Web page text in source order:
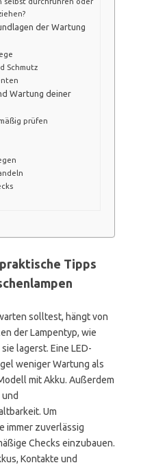
der Wartung
Schmutz
Wartung deiner
prüfen
Tipps
solltest, hängt von
der Lampentyp, wie
lagerst. Eine LED-
weniger Wartung als
mit Akku. Außerdem
Um
immer zuverlässig
Checks einzubauen.
Kontakte und